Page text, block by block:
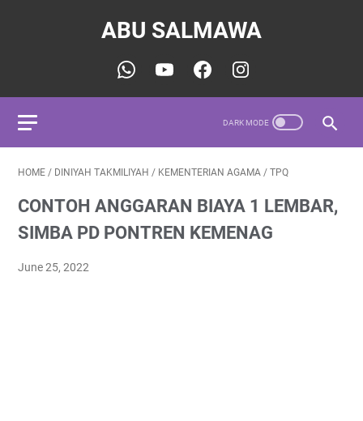
ABU SALMAWA
HOME / DINIYAH TAKMILIYAH / KEMENTERIAN AGAMA / TPQ
CONTOH ANGGARAN BIAYA 1 LEMBAR,
SIMBA PD PONTREN KEMENAG
June 25, 2022